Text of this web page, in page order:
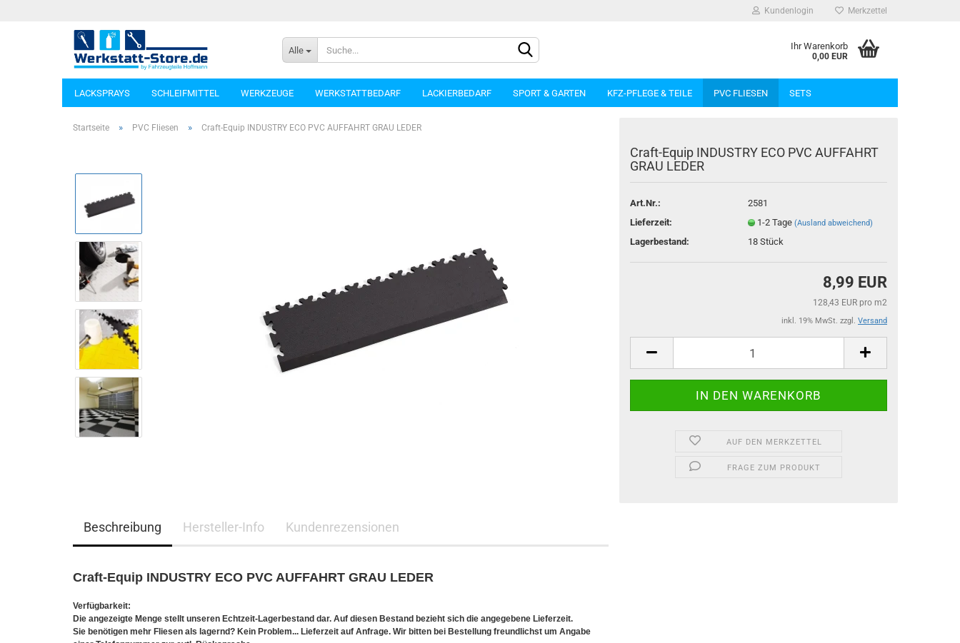
Kundenlogin
Konto erstellen
Passwort vergessen?
Merkzettel
Alle Ihr Warenkorb
0,00 EUR
LACKSPRAYS SCHLEIFMITTEL WERKZEUGE WERKSTATTBEDARF LACKIERBEDARF SPORT & GARTEN KFZ-PFLEGE & TEILE PVC FLIESEN SETS
Startseite » PVC Fliesen » Craft-Equip INDUSTRY ECO PVC AUFFAHRT GRAU LEDER
Craft-Equip INDUSTRY ECO PVC AUFFAHRT
GRAU LEDER
Art.Nr.:
2581
Lieferzeit:
1-2 Tage (Ausland abweichend)
Lagerbestand: 18 Stück
8,99 EUR
128,43 EUR pro m2
inkl. 19% MwSt. zzgl. Versand
AUF DEN MERKZETTEL
FRAGE ZUM PRODUKT
Beschreibung Hersteller-Info Kundenrezensionen
Craft-Equip INDUSTRY ECO PVC AUFFAHRT GRAU LEDER
Verfügbarkeit:
Die angezeigte Menge stellt unseren Echtzeit-Lagerbestand dar. Auf diesen Bestand bezieht sich die angegebene Lieferzeit.
Sie benötigen mehr Fliesen als lagernd? Kein Problem... Lieferzeit auf Anfrage. Wir bitten bei Bestellung freundlichst um Angabe